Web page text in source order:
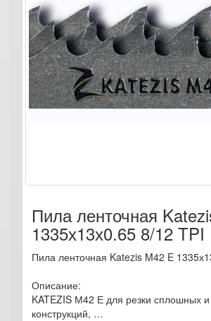
Пила ленточная
1335х13х0.65 8/12 TPI
Пила ленточная Katezis M42 E
Описание:
KATEZIS М42 Е для резки сплошных и
конструкций, …